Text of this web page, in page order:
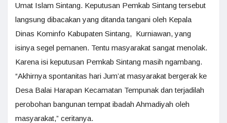
Umat Islam Sintang. Keputusan Pemkab Sintang tersebut
langsung dibacakan yang ditanda tangani oleh Kepala
Dinas Kominfo Kabupaten Sintang, Kurniawan, yang
isinya segel pemanen. Tentu masyarakat sangat menolak.
Karena isi keputusan Pemkab Sintang masih ngambang.
“Akhirnya spontanitas hari Jum’at masyarakat bergerak ke
Desa Balai Harapan Kecamatan Tempunak dan terjadilah
perobohan bangunan tempat ibadah Ahmadiyah oleh
masyarakat,” ceritanya.